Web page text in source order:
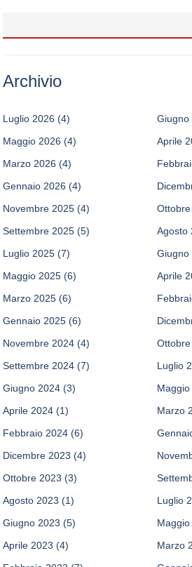
Archivio
Luglio 2026 (4) Giugno
Maggio 2026 (4) Aprile
Marzo 2026 (4)
Gennaio 2026 (4)
Novembre 2025 (4)
Settembre 2025 (5) Agosto
Luglio 2025 (7) Giugno
Maggio 2025 (6) Aprile
Marzo 2025 (6)
Gennaio 2025 (6)
Novembre 2024 (4)
Settembre 2024 (7) Luglio
Giugno 2024 (3)
Aprile 2024 (1) Marzo
Febbraio 2024 (6)
Dicembre 2023 (4)
Ottobre 2023 (3)
Agosto 2023 (1) Luglio
Giugno 2023 (5)
Aprile 2023 (4) Marzo